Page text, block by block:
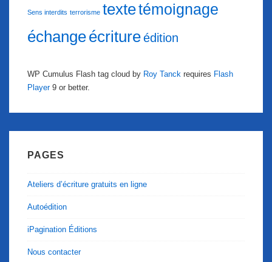
Sens interdits terrorisme textetémoignage
échangeécritureédition
WP Cumulus Flash tag cloud by Roy Tanck requires Flash
Player9 or better.
PAGES
Ateliers d’écriture gratuits en ligne
Autoédition
iPagination Éditions
Nous contacter